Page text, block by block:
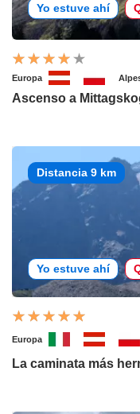
Yo estuve ahí
Europa
Ascenso a
Distancia 9 km
Yo estuve ahí
Europa
La caminata más